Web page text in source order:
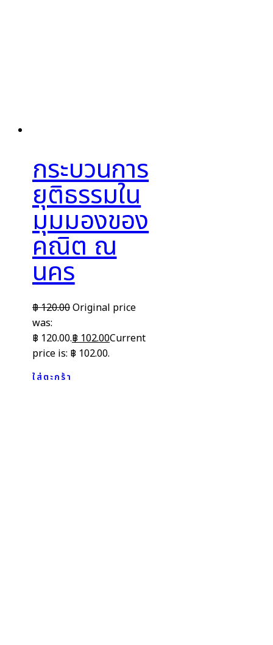
กระบวนการ
ยุติธรรมใน
มุมมองของ
คณิต ณ
นคร
฿120.00Original price
was:
฿ 120.00.฿ 102.00Current
price is: ฿ 102.00.
ใส่ตะกร้า